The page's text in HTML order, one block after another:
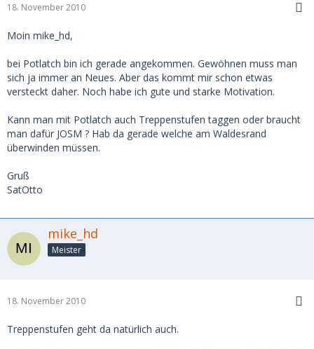
18. November 2010
Moin mike_hd,
bei Potlatch bin ich gerade angekommen. Gewöhnen muss man
sich ja immer an Neues. Aber das kommt mir schon etwas
versteckt daher. Noch habe ich gute und starke Motivation.
Kann man mit Potlatch auch Treppenstufen taggen oder braucht
man dafür JOSM ? Hab da gerade welche am Waldesrand
überwinden müssen.
Gruß
SatOtto
mike_hd
Meister
18. November 2010
Treppenstufen geht da natürlich auch.